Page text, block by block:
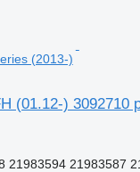
(2013-)
(01.12-)
21983594 21983587